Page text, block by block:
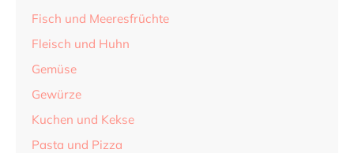
Fisch und Meeresfrüchte
Fleisch und Huhn
Gemüse
Gewürze
Kuchen und Kekse
Pasta und Pizza